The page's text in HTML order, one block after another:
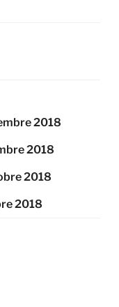
2018
2018
2018
2018